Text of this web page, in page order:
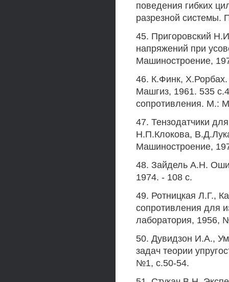
поведения гибких
разрезной системы.
45. Пригоровский
напряжений при
Машиностроение,
46. К.Финк,
Машгиз, 1961. 535
сопротивления. М.:
47. Тензодатчики
Н.П.Клокова,
Машиностроение,
48. Зайдель А.Н.
1974. - 108 с.
49. Ротницкая Л.Г.,
сопротивления для
лаборатория, 1956,
50. Дувидзон И.А.,
задач теории
№1, с.50-54.